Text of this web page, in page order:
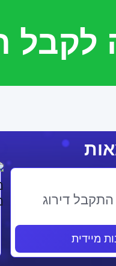
לקבל
דירוג
מיידית